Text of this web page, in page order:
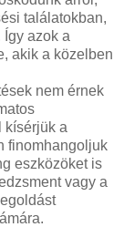
találatokban,
azok a
akik a közelben
nem érnek
kísérjük a
finomhangoljuk
eszközöket is
vagy a